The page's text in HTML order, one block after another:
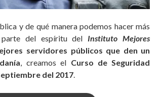
y de qué manera podemos hacer más
del espíritu del Instituto Mejores
servidores públicos que den un
, creamos el Curso de Seguridad
del 2017.